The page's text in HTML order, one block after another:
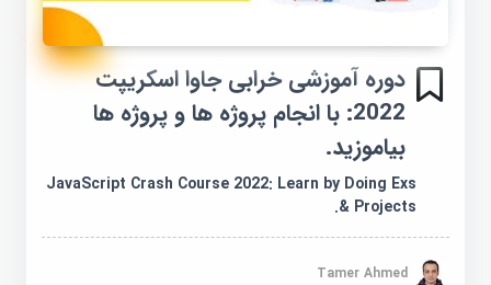
دوره آموزشی خرابی جاوا اسکریپت
2022: با انجام پروژه ها و پروژه ها
بیاموزید.
JavaScript Crash Course 2022: Learn by Doing Exs
& Projects.
Tamer Ahmed